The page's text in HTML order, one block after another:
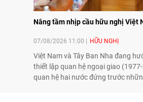
Nâng tầm nhịp cầu hữu nghị Việt
07/08/2026 11:00 HỮU NGHỊ
Việt Nam và Tây Ban Nha đang
thiết lập quan hệ ngoại giao
quan hệ hai nước đứng trước